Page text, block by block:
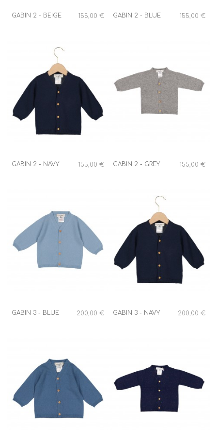
GABIN 2 - BEIGE 155,00 € GABIN 2 - BLUE 155,00 €
GABIN 2 - NAVY 155,00 € GABIN 2 - GREY 155,00 €
GABIN 3 - BLUE 200,00 € GABIN 3 - NAVY 200,00 €